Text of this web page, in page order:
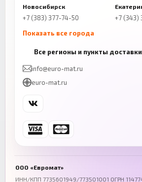
Новосибирск
+7 (383) 377-74-50
+7
Показать все города
+7 (843) 206-01-30
Челябинск
+7 (343) 300-99-67
Ростов-на-Дону
+7 (863) 333-50-75
Волгоград Омск
Все регионы и пункты доставки
info@euro-mat.ru
euro-mat.ru
ООО «Евромат»
ИНН/КПП 7735601949/773501001 ОГРН